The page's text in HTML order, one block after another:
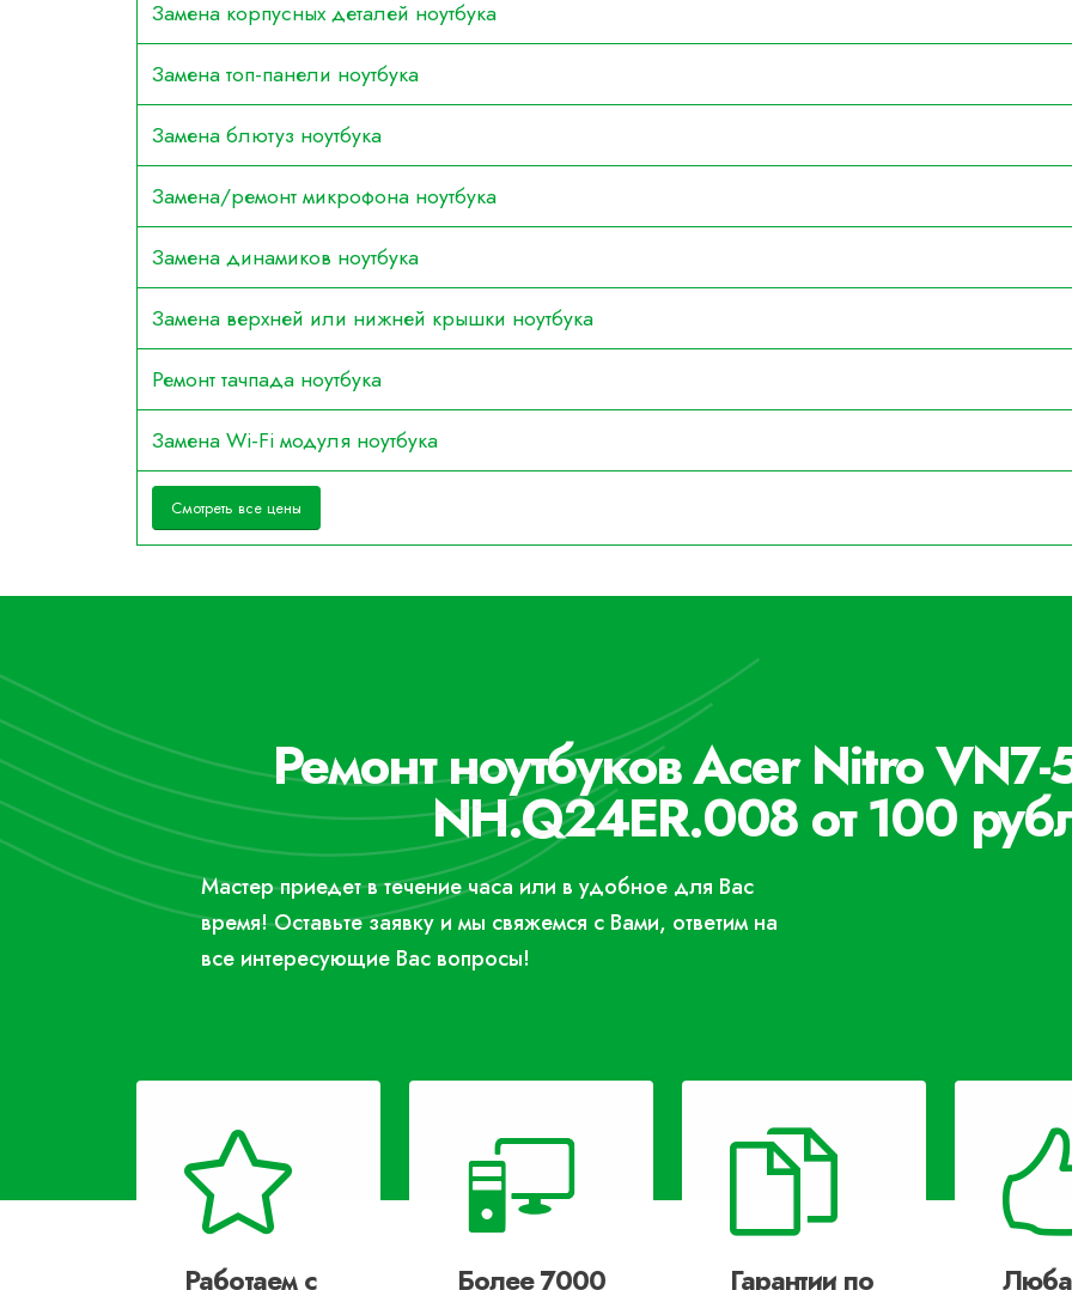
Замена корпусных деталей ноутбука
Замена топ-панели ноутбука
Замена блютуз ноутбука
Замена/ремонт микрофона ноутбука
Замена динамиков ноутбука
Замена верхней или нижней крышки ноутбука
Ремонт тачпада ноутбука
Замена Wi-Fi модуля ноутбука
Смотреть все цены
Ремонт ноутбуков Acer Nitro
NH.Q24ER.008 от 100
Мастер приедет в течение часа или в удобное для Вас
время! Оставьте заявку и мы свяжемся с Вами, ответим на
все интересующие Вас вопросы!
Работаем с
Более 7000
Гарантии по